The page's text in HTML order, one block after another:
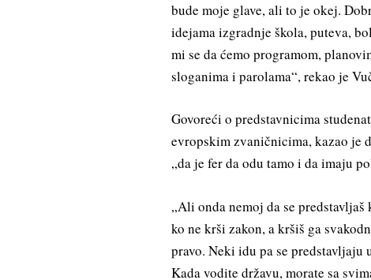
bude moje glave, ali to je okej.
idejama izgradnje škola, puteva,
mi se da ćemo programom,
sloganima i parolama“, rekao je
Govoreći o predstavnicima
evropskim zvaničnicima, kazao je
„da je fer da odu tamo i da imaju
„Ali onda nemoj da se
ko ne krši zakon, a kršiš ga
pravo. Neki idu pa se
Kada vodite državu, morate sa